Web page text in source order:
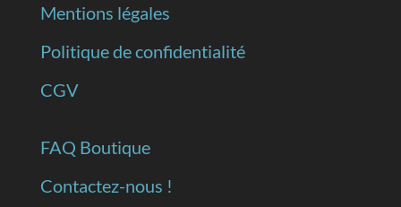
Mentions légales
Politique de confidentialité
CGV
FAQ Boutique
Contactez-nous !